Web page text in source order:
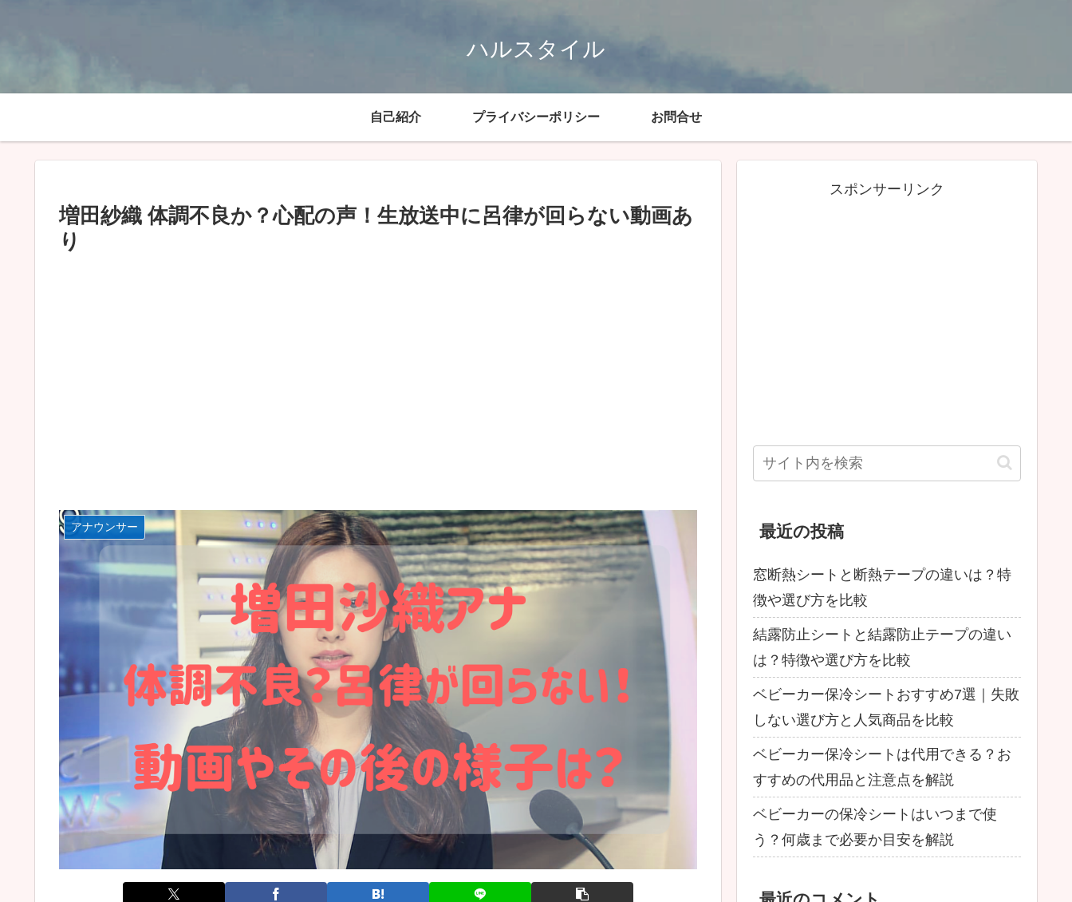
ハルスタイル
自己紹介 プライバシーポリシー お問合せ
増田紗織 体調不良か？心配の声！生放送中に呂律が回らない動画あ
り
アナウンサー
スポンサーリンク
最近の投稿
窓断熱シートと断熱テープの違いは？特
徴や選び方を比較
結露防止シートと結露防止テープの違い
は？特徴や選び方を比較
ベビーカー保冷シートおすすめ7選｜失敗
しない選び方と人気商品を比較
ベビーカー保冷シートは代用できる？お
すすめの代用品と注意点を解説
ベビーカーの保冷シートはいつまで使
う？何歳まで必要か目安を解説